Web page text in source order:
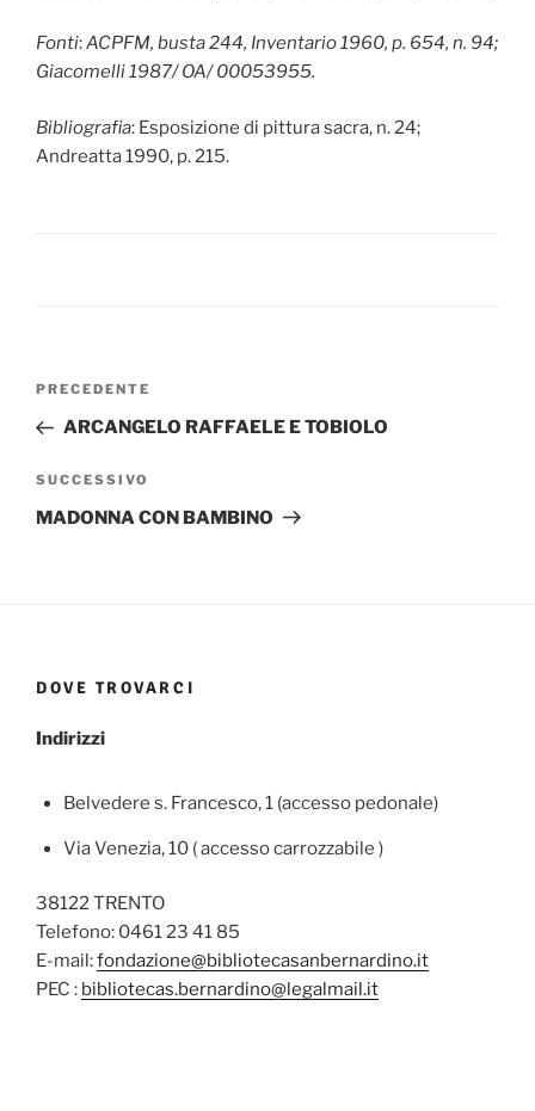
Fonti:ACPFM, busta 244, Inventario 1960, p. 654, n. 94;
Giacomelli 1987/ OA/ 00053955.
Bibliografia: Esposizione di pittura sacra, n. 24;
Andreatta 1990, p. 215.
Navigazione
Articolo
precedente:
PRECEDENTE
ARCANGELO RAFFAELE E TOBIOLO
Articolo
successivo
SUCCESSIVO
MADONNA CON BAMBINO
DOVE TROVARCI
Indirizzi
Belvedere s. Francesco, 1 (accesso pedonale)
Via Venezia, 10 ( accesso carrozzabile )
38122 TRENTO
Telefono: 0461 23 41 85
E-mail:fondazione@bibliotecasanbernardino.it
PEC : bibliotecas.bernardino@legalmail.it